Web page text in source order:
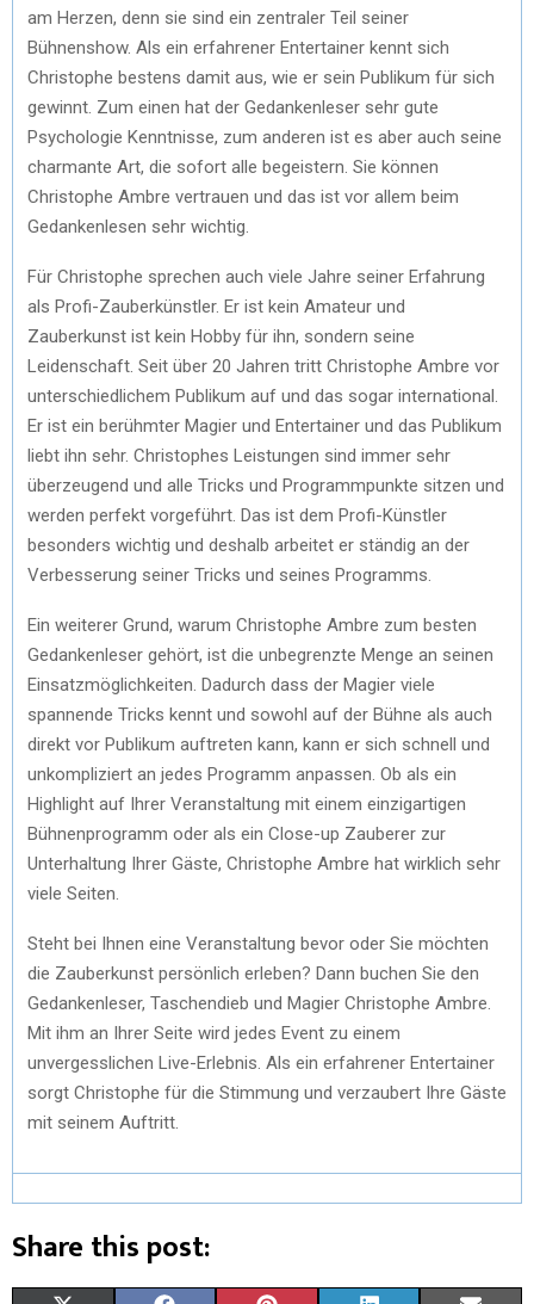
am Herzen, denn sie sind ein zentraler Teil seiner
Bühnenshow. Als ein erfahrener Entertainer kennt sich
Christophe bestens damit aus, wie er sein Publikum für sich
gewinnt. Zum einen hat der Gedankenleser sehr gute
Psychologie Kenntnisse, zum anderen ist es aber auch seine
charmante Art, die sofort alle begeistern. Sie können
Christophe Ambre vertrauen und das ist vor allem beim
Gedankenlesen sehr wichtig.
Für Christophe sprechen auch viele Jahre seiner Erfahrung
als Profi-Zauberkünstler. Er ist kein Amateur und
Zauberkunst ist kein Hobby für ihn, sondern seine
Leidenschaft. Seit über 20 Jahren tritt Christophe Ambre vor
unterschiedlichem Publikum auf und das sogar international.
Er ist ein berühmter Magier und Entertainer und das Publikum
liebt ihn sehr. Christophes Leistungen sind immer sehr
überzeugend und alle Tricks und Programmpunkte sitzen und
werden perfekt vorgeführt. Das ist dem Profi-Künstler
besonders wichtig und deshalb arbeitet er ständig an der
Verbesserung seiner Tricks und seines Programms.
Ein weiterer Grund, warum Christophe Ambre zum besten
Gedankenleser gehört, ist die unbegrenzte Menge an seinen
Einsatzmöglichkeiten. Dadurch dass der Magier viele
spannende Tricks kennt und sowohl auf der Bühne als auch
direkt vor Publikum auftreten kann, kann er sich schnell und
unkompliziert an jedes Programm anpassen. Ob als ein
Highlight auf Ihrer Veranstaltung mit einem einzigartigen
Bühnenprogramm oder als ein Close-up Zauberer zur
Unterhaltung Ihrer Gäste, Christophe Ambre hat wirklich sehr
viele Seiten.
Steht bei Ihnen eine Veranstaltung bevor oder Sie möchten
die Zauberkunst persönlich erleben? Dann buchen Sie den
Gedankenleser, Taschendieb und Magier Christophe Ambre.
Mit ihm an Ihrer Seite wird jedes Event zu einem
unvergesslichen Live-Erlebnis. Als ein erfahrener Entertainer
sorgt Christophe für die Stimmung und verzaubert Ihre Gäste
mit seinem Auftritt.
Share this post: